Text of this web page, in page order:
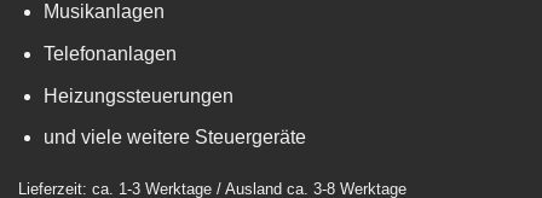
Musikanlagen
Telefonanlagen
Heizungssteuerungen
und viele weitere Steuergeräte
Lieferzeit: ca. 1-3 Werktage / Ausland ca. 3-8 Werktage